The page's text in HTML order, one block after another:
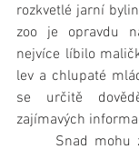
rozkvetlé jarní
zoo je opravdu
nejvíce líbilo
lev a chlupaté
se určitě
zajímavých